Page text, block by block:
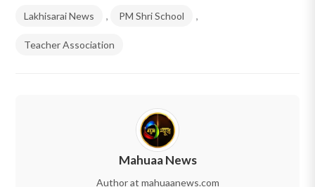
Lakhisarai News , PM Shri School ,
Teacher Association
Mahuaa News
Author at mahuaanews.com